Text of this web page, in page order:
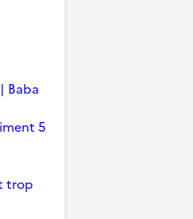
Baba
5
trop